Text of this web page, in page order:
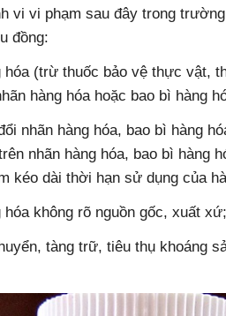
vi vi phạm sau đây trong
đồng:
hóa (trừ thuốc bảo vệ thực vật,
hàng hóa hoặc bao bì hàng
nhãn hàng hóa, bao bì hàng
nhãn hàng hóa, bao bì hàng
kéo dài thời hạn sử dụng của
hóa không rõ nguồn gốc, xuất xứ;
tàng trữ, tiêu thụ khoáng